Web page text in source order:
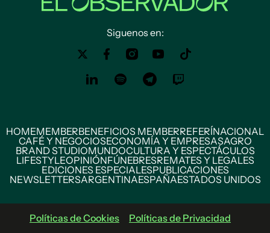
Siguenos en:
HOMEMEMBERBENEFICIOS MEMBERREFERÍNACIONAL
CAFÉ Y NEGOCIOSECONOMÍA Y EMPRESASAGRO
BRAND STUDIOMUNDOCULTURA Y ESPECTÁCULOS
LIFESTYLEOPINIÓNFÚNEBRESREMATES Y LEGALES
EDICIONES ESPECIALESPUBLICACIONES
NEWSLETTERSARGENTINAESPAÑAESTADOS UNIDOS
Políticas de Cookies
Políticas de Privacidad